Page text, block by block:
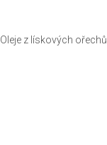
Oleje z lískových ořechů